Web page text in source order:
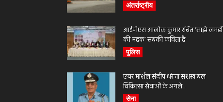
अंतर्राष्ट्रीय
आईपीएस आलोक कुमार रचित ‘साझे लमहों
की महक’ सबकी कविता है
पुलिस
एयर मार्शल संदीप थरेजा सशस्त्र बल
चिकित्सा सेवाओं के अगले...
सेना